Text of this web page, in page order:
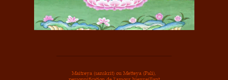
Maitreya (sanskrit) ou Metteya (Pali),